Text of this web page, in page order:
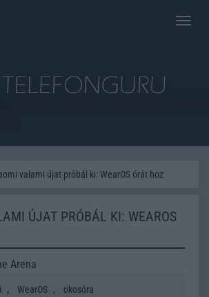
Toggle
valami újat próbál ki: WearOS órát hoz
ÚJAT PRÓBÁL KI: WEAROS
Arena
, WearOS , okosóra